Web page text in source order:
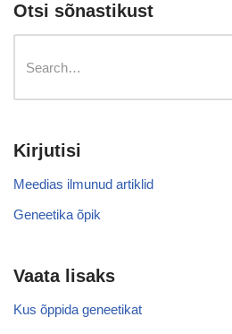
Otsi sõnastikust
Kirjutisi
Meedias ilmunud artiklid
Geneetika õpik
Vaata lisaks
Kus õppida geneetikat